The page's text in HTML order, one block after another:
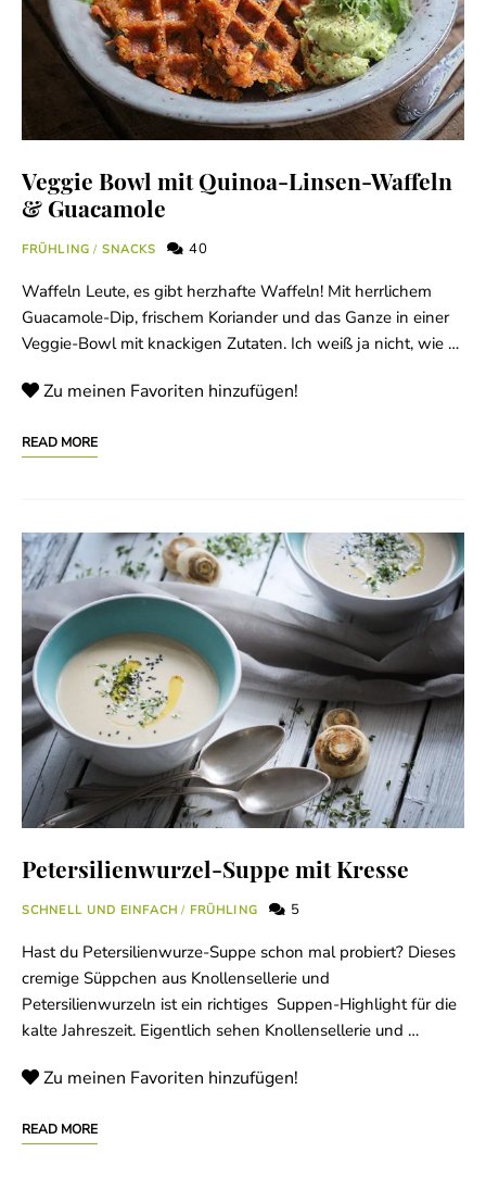
Veggie Bowl mit Quinoa-Linsen-Waffeln
& Guacamole
FRÜHLING / SNACKS 40
Waffeln Leute, es gibt herzhafte Waffeln! Mit herrlichem
Guacamole-Dip, frischem Koriander und das Ganze in einer
Veggie-Bowl mit knackigen Zutaten. Ich weiß ja nicht, wie …
Zu meinen Favoriten hinzufügen!
READ MORE
Petersilienwurzel-Suppe mit Kresse
SCHNELL UND EINFACH / FRÜHLING 5
Hast du Petersilienwurze-Suppe schon mal probiert? Dieses
cremige Süppchen aus Knollensellerie und
Petersilienwurzeln ist ein richtiges Suppen-Highlight für die
kalte Jahreszeit. Eigentlich sehen Knollensellerie und …
Zu meinen Favoriten hinzufügen!
READ MORE